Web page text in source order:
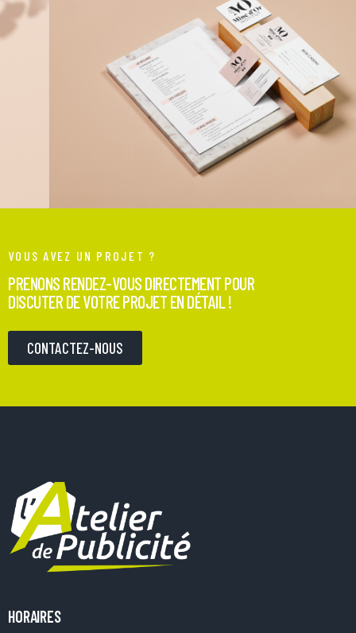
VOUS AVEZ UN PROJET ?
PRENONS RENDEZ-VOUS DIRECTEMENT POUR
DISCUTER DE VOTRE PROJET EN DÉTAIL !
CONTACTEZ-NOUS
HORAIRES